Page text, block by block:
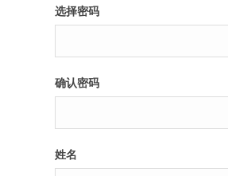
纪录片2 青年人不同活法
出彩2016
选择密码
确认密码
姓名